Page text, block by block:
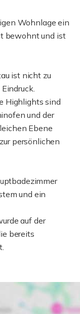
Wohnlage ein
bewohnt und ist
ist nicht zu
Highlights sind
und der
Ebene
persönlichen
und ein
auf der
bereits